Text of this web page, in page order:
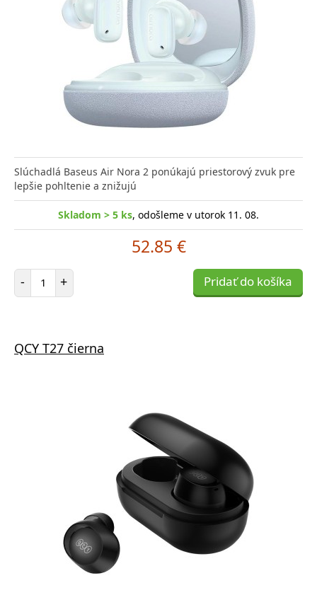
Slúchadlá Baseus Air Nora 2 ponúkajú priestorový zvuk pre
lepšie pohltenie a znižujú
Skladom > 5 ks, odošleme v utorok 11. 08.
52.85 €
- Počet položiek
+ Pridať do košíka
QCY T27 čierna